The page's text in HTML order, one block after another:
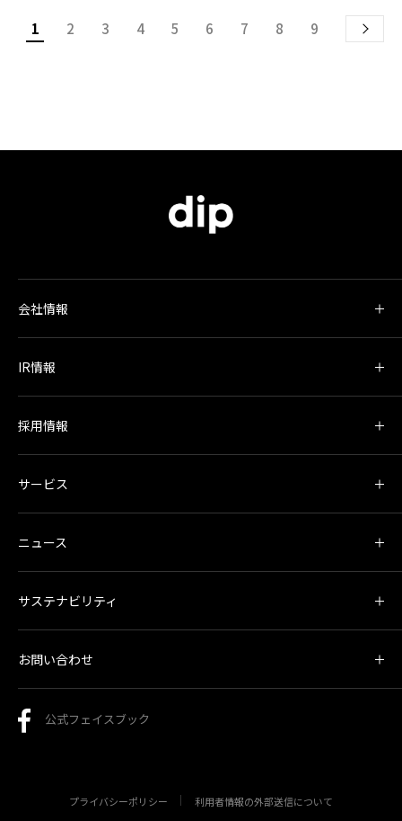
1 2 3 4 5 6 7 8 9
会社情報
IR情報
採用情報
サービス
ニュース
サステナビリティ
お問い合わせ
公式フェイスブック
プライバシーポリシー
利用者情報の外部送信について